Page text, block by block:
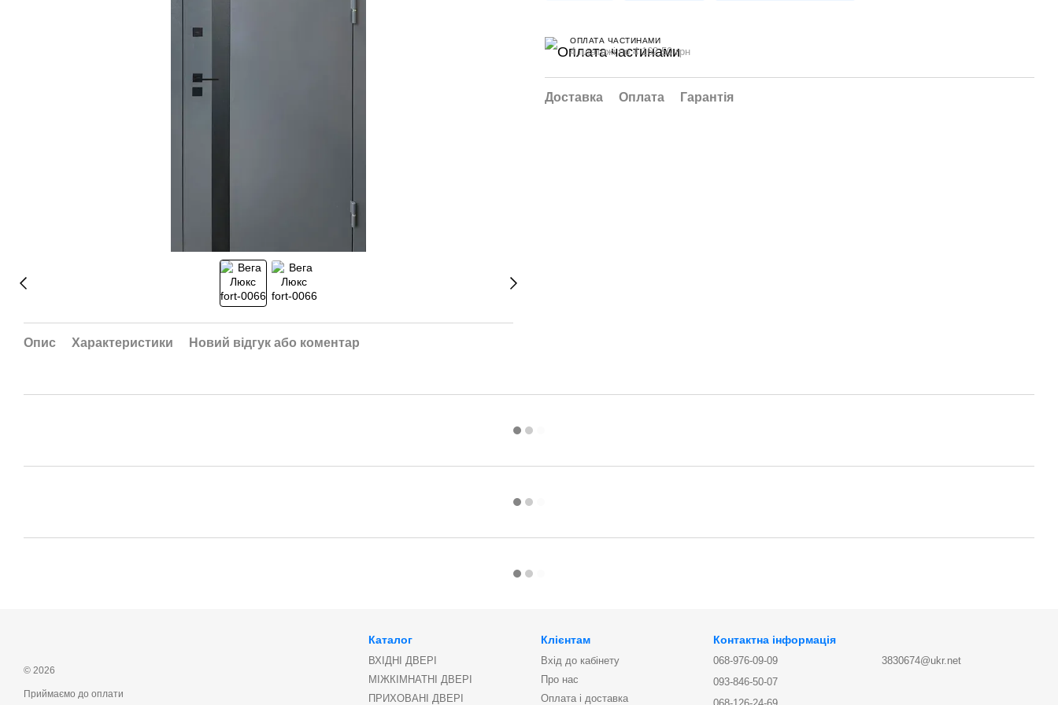
Опис Характеристики Новий відгук або коментар
ОПЛАТА ЧАСТИНАМИ
4 платежі по 4 162.50 грн
Доставка Оплата Гарантія
© 2026
Приймаємо до оплати
Каталог
ВХІДНІ ДВЕРІ
МІЖКІМНАТНІ ДВЕРІ
ПРИХОВАНІ ДВЕРІ
Клієнтам
Вхід до кабінету
Про нас
Оплата і доставка
Контактна інформація
068-976-09-09
093-846-50-07
3830674@ukr.net